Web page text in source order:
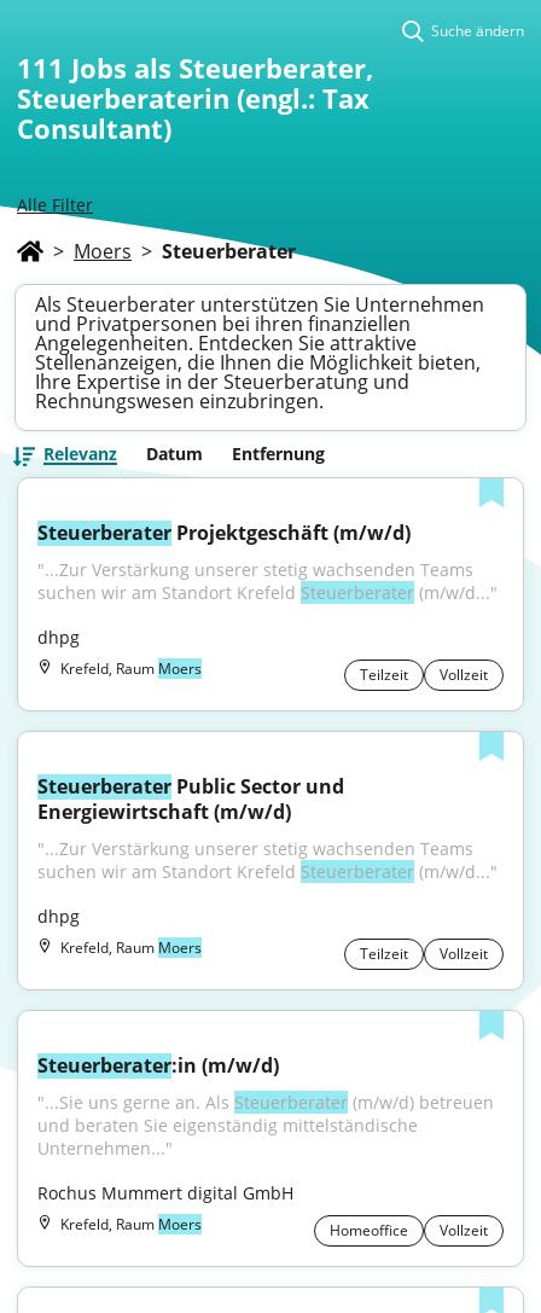
Alle Filter
Suche ändern
111 Jobs als Steuerberater,
Steuerberaterin (engl.: Tax
Consultant)
> Moers > Steuerberater
Als Steuerberater unterstützen Sie Unternehmen
und Privatpersonen bei ihren finanziellen
Angelegenheiten. Entdecken Sie attraktive
Stellenanzeigen, die Ihnen die Möglichkeit bieten,
Ihre Expertise in der Steuerberatung und
Rechnungswesen einzubringen.
Relevanz Datum Entfernung
Steuerberater Projektgeschäft (m/w/d)
"...Zur Verstärkung unserer stetig wachsenden Teams
suchen wir am Standort Krefeld Steuerberater (m/w/d..."
dhpg
Krefeld, Raum Moers Teilzeit Vollzeit
Steuerberater Public Sector und
Energiewirtschaft (m/w/d)
"...Zur Verstärkung unserer stetig wachsenden Teams
suchen wir am Standort Krefeld Steuerberater (m/w/d..."
dhpg
Krefeld, Raum Moers Teilzeit Vollzeit
Steuerberater:in (m/w/d)
"...Sie uns gerne an. Als Steuerberater (m/w/d) betreuen
und beraten Sie eigenständig mittelständische
Unternehmen..."
Rochus Mummert digital GmbH
Krefeld, Raum Moers Homeoffice Vollzeit